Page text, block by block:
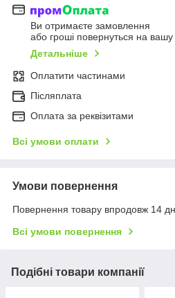
Ви отримаєте замовлення
або гроші повернуться на вашу
Детальніше
Оплатити частинами
Післяплата
Оплата за реквізитами
Всі умови оплати
Умови повернення
Повернення товару впродовж 14
Всі умови повернення
Подібні товари компанії